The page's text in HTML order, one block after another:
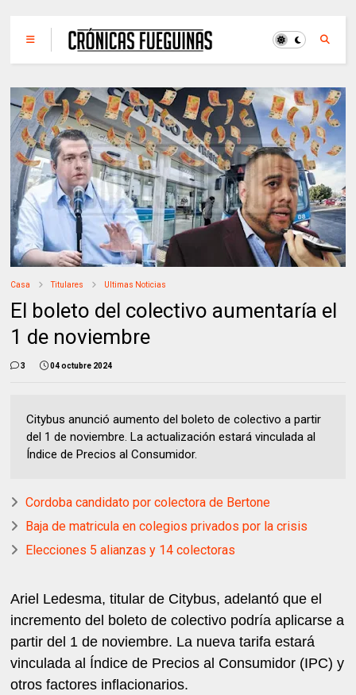
Casa Titulares Ultimas Noticias
El boleto del colectivo aumentaría el
1 de noviembre
3 04 octubre 2024
Citybus anunció aumento del boleto de colectivo a partir
del 1 de noviembre. La actualización estará vinculada al
Índice de Precios al Consumidor.
Cordoba candidato por colectora de Bertone
Baja de matricula en colegios privados por la crisis
Elecciones 5 alianzas y 14 colectoras
Ariel Ledesma, titular de Citybus, adelantó que el
incremento del boleto de colectivo podría aplicarse a
partir del 1 de noviembre. La nueva tarifa estará
vinculada al Índice de Precios al Consumidor (IPC) y
otros factores inflacionarios.